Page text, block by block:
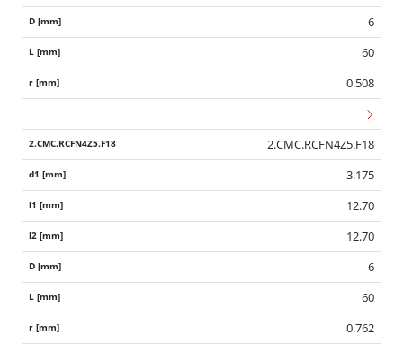
6
60
0.508
2.CMC.RCFN4Z5.F18
3.175
12.70
12.70
6
60
0.762